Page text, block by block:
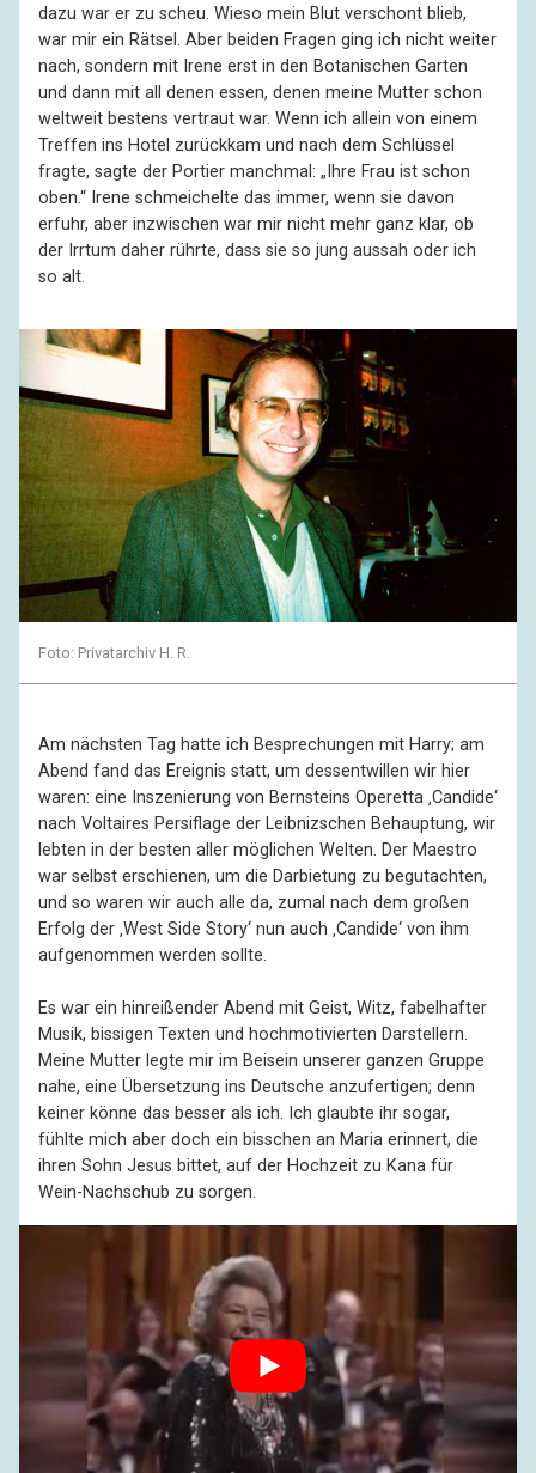
dazu war er zu scheu. Wieso mein Blut verschont blieb,
war mir ein Rätsel. Aber beiden Fragen ging ich nicht weiter
nach, sondern mit Irene erst in den Botanischen Garten
und dann mit all denen essen, denen meine Mutter schon
weltweit bestens vertraut war. Wenn ich allein von einem
Treffen ins Hotel zurückkam und nach dem Schlüssel
fragte, sagte der Portier manchmal: „Ihre Frau ist schon
oben.“ Irene schmeichelte das immer, wenn sie davon
erfuhr, aber inzwischen war mir nicht mehr ganz klar, ob
der Irrtum daher rührte, dass sie so jung aussah oder ich
so alt.
Foto: Privatarchiv H. R.
Am nächsten Tag hatte ich Besprechungen mit Harry; am
Abend fand das Ereignis statt, um dessentwillen wir hier
waren: eine Inszenierung von Bernsteins Operetta ‚Candide‘
nach Voltaires Persiflage der Leibnizschen Behauptung, wir
lebten in der besten aller möglichen Welten. Der Maestro
war selbst erschienen, um die Darbietung zu begutachten,
und so waren wir auch alle da, zumal nach dem großen
Erfolg der ‚West Side Story‘ nun auch ‚Candide‘ von ihm
aufgenommen werden sollte.
Es war ein hinreißender Abend mit Geist, Witz, fabelhafter
Musik, bissigen Texten und hochmotivierten Darstellern.
Meine Mutter legte mir im Beisein unserer ganzen Gruppe
nahe, eine Übersetzung ins Deutsche anzufertigen; denn
keiner könne das besser als ich. Ich glaubte ihr sogar,
fühlte mich aber doch ein bisschen an Maria erinnert, die
ihren Sohn Jesus bittet, auf der Hochzeit zu Kana für
Wein-Nachschub zu sorgen.